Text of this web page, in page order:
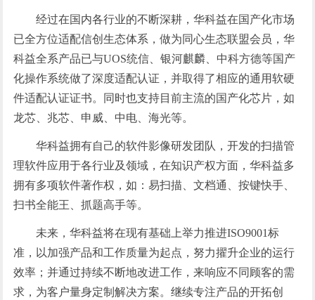
经过在国内各行业的不断深耕，华科益在国产化市场
已全方位适配信创生态体系，做为同心生态联盟会员，华
科益全系产品已与UOS统信、银河麒麟、中科方德等国产
化操作系统做了深度适配认证，并取得了相应的通用软硬
件适配认证证书。同时也支持目前主流的国产化芯片，如
龙芯、兆芯、申威、中电、海光等。
华科益拥有自己的软件影像研发团队，开发的扫描管
理软件应用于各行业及领域，在知识产权方面，华科益多
拥有多项软件著作权，如：易扫描、文档通、按键快手、
扫书全能王、抓题高手等。
未来，华科益将在现有基础上举力推进ISO9001标
准，以加强产品和工作质量为起点，努力擢升企业的运行
效率；并通过持续不断地改进工作，来响应不同顾客的需
求，为客户量身定制解决方案。继续专注产品的开拓创